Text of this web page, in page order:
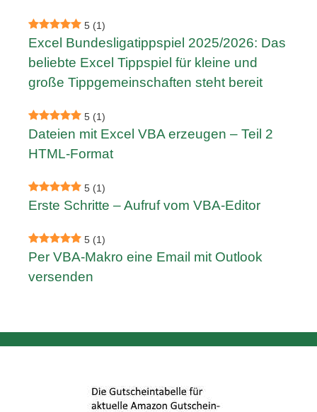
5 (1)
Excel Bundesligatippspiel 2025/2026: Das
beliebte Excel Tippspiel für kleine und
große Tippgemeinschaften steht bereit
5 (1)
Dateien mit Excel VBA erzeugen – Teil 2
HTML-Format
5 (1)
Erste Schritte – Aufruf vom VBA-Editor
5 (1)
Per VBA-Makro eine Email mit Outlook
versenden